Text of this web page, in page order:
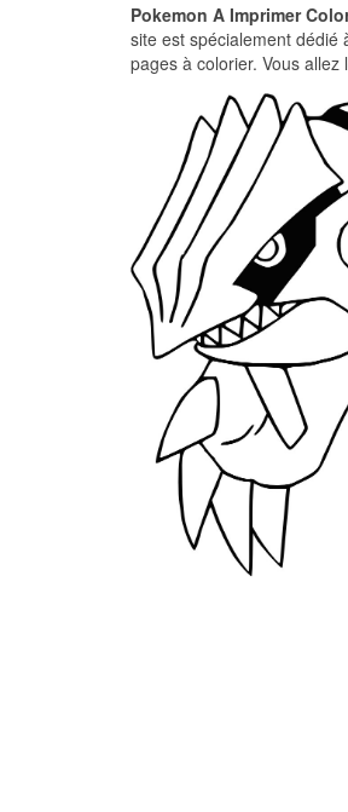
Pokemon A Imprimer
site est spécialement
pages à colorier. Vous